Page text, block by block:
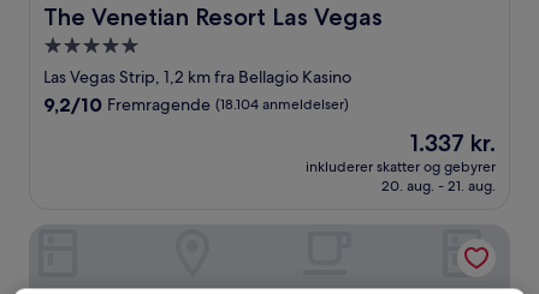
The Venetian Resort Las Vegas
The Venetian Resort Las Vegas
5.0-
stjernet
overnatningssted
Las Vegas Strip, 1,2 km fra Bellagio Kasino
9.2
anmeldelser)
9,2/10 Fremragende (18.104 anmeldelser)
Prisen
er
1.337 kr.
1.337 kr.
inkluderer skatter og gebyrer
20. aug. - 21. aug.
Hilton Grand Vacations Club Elara Center Strip Las Vegas